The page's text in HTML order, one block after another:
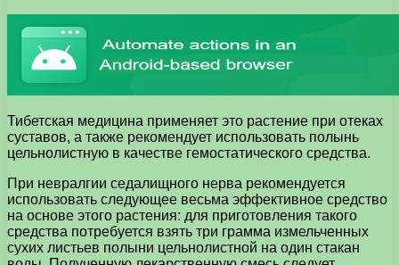
Тибетская медицина применяет это растение при отеках
суставов, а также рекомендует использовать полынь
цельнолистную в качестве гемостатического средства.
При невралгии седалищного нерва рекомендуется
использовать следующее весьма эффективное средство
на основе этого растения: для приготовления такого
средства потребуется взять три грамма измельченных
сухих листьев полыни цельнолистной на один стакан